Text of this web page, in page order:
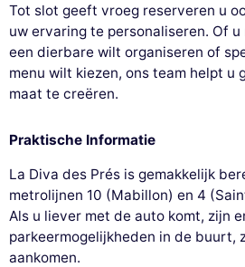
Tot slot geeft vroeg reserveren u
uw ervaring te personaliseren. Of
een dierbare wilt organiseren of
menu wilt kiezen, ons team helpt u
maat te creëren.
Praktische Informatie
La Diva des Prés is gemakkelijk
metrolijnen 10 (Mabillon) en 4
Als u liever met de auto komt, zijn
parkeermogelijkheden in de buurt,
aankomen.